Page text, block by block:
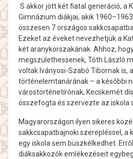
S akkor jött két fiatal generáció, a
Gimnázium diákjai, akik
összesen 7 országos
Ezeket az éveket nevezhetjük a
két aranykorszakának. Ahhoz,
megszülethessenek, Tóth László
voltak Iványosi-Szabó Tibornak is,
történelemtanárának – a későbbi
várostörténetírónak, Kecskemét
összefogta és szervezte az iskola
Magyarországon ilyen sikeres
sakkcsapatbajnoki szerepléssel, a
egy iskola sem büszkélkedhet.
diáksakkozók emlékezéseit